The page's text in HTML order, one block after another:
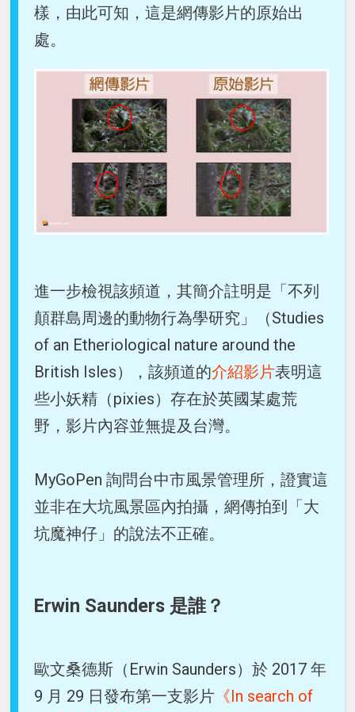
樣，由此可知，這是網傳影片的原始出
處。
進一步檢視該頻道，其簡介註明是「不列
顛群島周邊的動物行為學研究」（Studies
of an Etheriological nature around the
British Isles），該頻道的介紹影片表明這
些小妖精（pixies）存在於英國某處荒
野，影片內容並無提及台灣。
MyGoPen 詢問台中市風景管理所，證實這
並非在大坑風景區內拍攝，網傳拍到「大
坑魔神仔」的說法不正確。
Erwin Saunders 是誰？
歐文桑德斯（Erwin Saunders）於 2017 年
9 月 29 日發布第一支影片 《In search of